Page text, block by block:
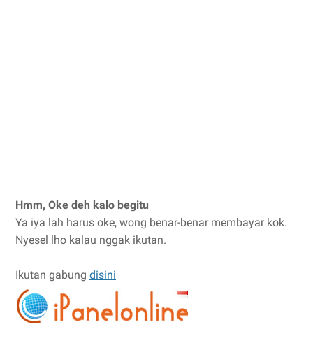
Hmm, Oke deh kalo begitu
Ya iya lah harus oke, wong benar-benar membayar kok.
Nyesel lho kalau nggak ikutan.
Ikutan gabung disini